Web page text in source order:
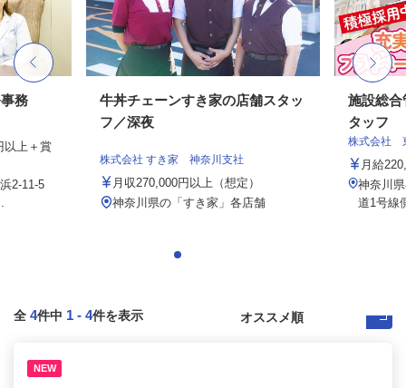
務
以上＋賞
2-11-5
牛丼チェーンすき家の店舗スタッ
フ／深夜
株式会社 すき家 神奈川支社
月収270,000円以上（想定）
神奈川県の「すき家」各店舗
施設総合
タッフ
株式会社
月給
神奈川
道1号線
全 4件中 1 - 4件を表示
NEW